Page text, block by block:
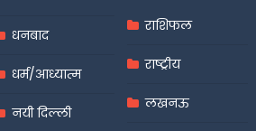
धनबाद
धर्म/आध्यात्म
नयी दिल्ली
राशिफल
राष्ट्रीय
लखनऊ